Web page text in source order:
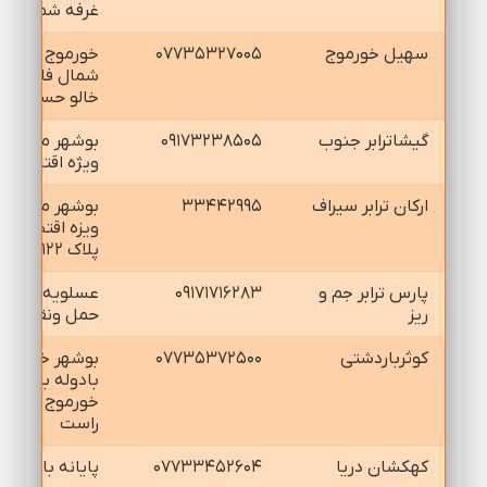
غرفه شماره ۱۲
سهيل خورموج
۰۷۷۳۵۳۲۷۰۰۵
شمال فلكه
خالو حسين
گيشاترابر جنوب
۰۹۱۷۳۲۳۸۵۰۵
بوشهر منطقه
ويژه اقتصادي
اركان ترابر سيراف
۳۳۴۴۲۹۹۵
بوشهر منطقه
ويزه اقتصادي
پلاك ۱۲۲
پارس ترابر جم و
ريز
۰۹۱۷۱۷۱۶۲۸۳
عسلويه
حمل ونقل
كوثرباردشتي
۰۷۷۳۵۳۷۲۵۰۰
بوشهر خروجي
بادوله بطرف
خورموج سمت
راست
كهكشان دريا
۰۷۷۳۳۴۵۲۶۰۴ پايانه بار